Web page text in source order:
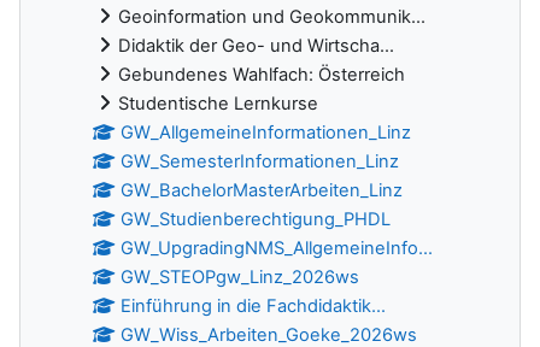
Geoinformation und Geokommunik...
Didaktik der Geo- und Wirtscha...
Gebundenes Wahlfach: Österreich
Studentische Lernkurse
GW_AllgemeineInformationen_Linz
GW_SemesterInformationen_Linz
GW_BachelorMasterArbeiten_Linz
GW_Studienberechtigung_PHDL
GW_UpgradingNMS_AllgemeineInfo...
GW_STEOPgw_Linz_2026ws
Einführung in die Fachdidaktik...
GW_Wiss_Arbeiten_Goeke_2026ws